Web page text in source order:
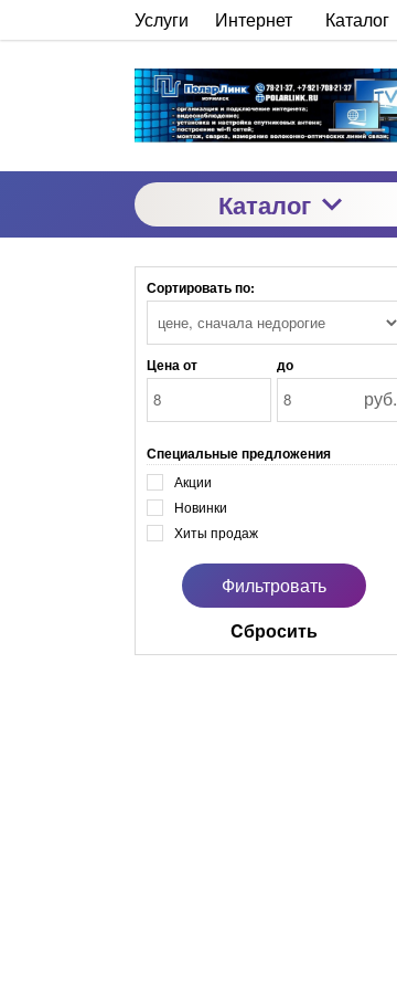
Услуги Интернет Каталог
Каталог
Сортировать по:
Цена от до
руб.
Специальные предложения
Акции
Новинки
Хиты продаж
Cбросить